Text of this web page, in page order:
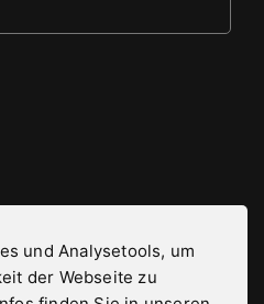
und Analysetools, um
der Webseite zu
der Daetwyler Gruppe